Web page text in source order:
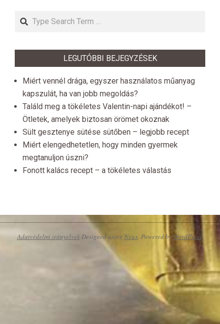
Search
LEGUTÓBBI BEJEGYZÉSEK
Miért vennél drága, egyszer használatos műanyag
kapszulát, ha van jobb megoldás?
Találd meg a tökéletes Valentin-napi ajándékot! –
Ötletek, amelyek biztosan örömet okoznak
Sült gesztenye sütése sütőben – legjobb recept
Miért elengedhetetlen, hogy minden gyermek
megtanuljon úszni?
Fonott kalács recept – a tökéletes válastás
Adatvédelmi irányelvekDesigned using Neux. Powered by WordPress.